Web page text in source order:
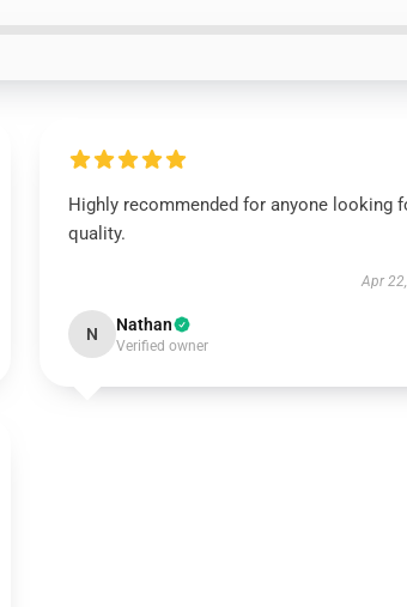
Highly recommended for anyone looking
quality.
Apr
N Nathan
Verified owner